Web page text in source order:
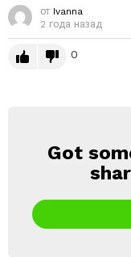
от Ivanna
2 года назад
0
CREATE
Got